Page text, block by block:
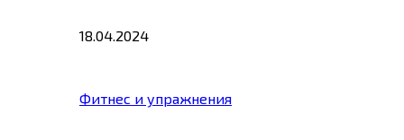
18.04.2024
Фитнес и упражнения